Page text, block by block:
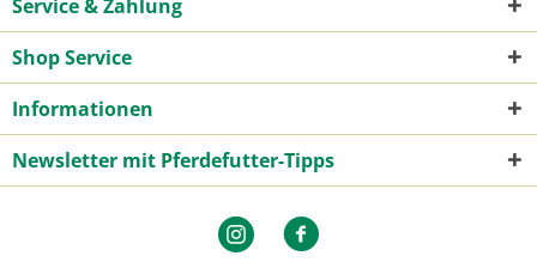
Service & Zahlung
Shop Service
Informationen
Newsletter mit Pferdefutter-Tipps